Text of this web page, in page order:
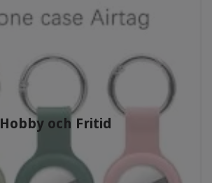
Hobby och Fritid